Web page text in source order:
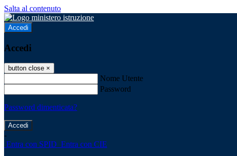
Salta al contenuto
Accedi
Accedi
button close ×
Nome Utente
Password
Password dimenticata?
-
Entra con SPID Entra con CIE